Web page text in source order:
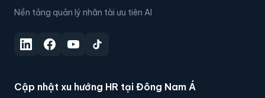
Nền tảng quản lý nhân tài ưu tiên AI
Cập nhật xu hướng HR tại Đông Nam Á